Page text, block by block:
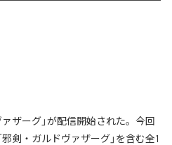
ザーグ」が配信開始された。今回
剣・ガルドヴァザーグ」を含む全1